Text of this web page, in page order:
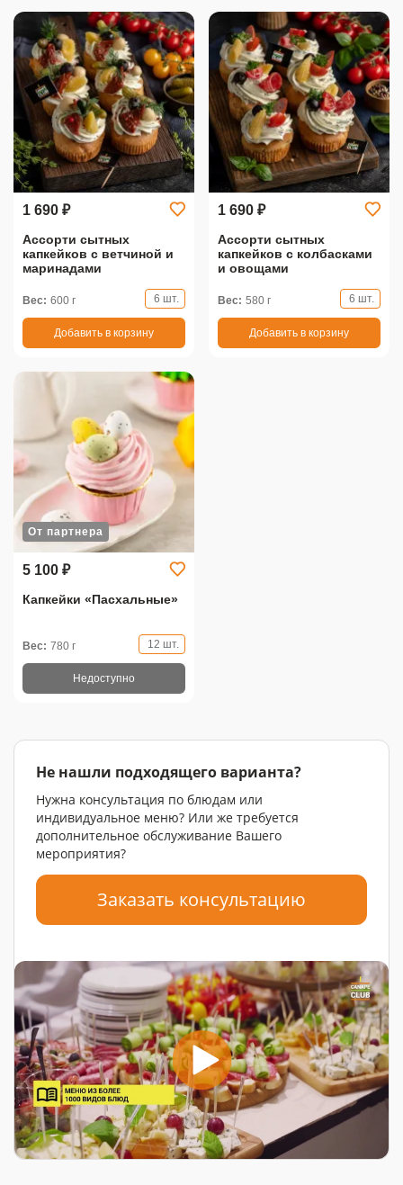
1 690 ₽
Ассорти сытных
капкейков с ветчиной и
маринадами
Вес: 600 г 6 шт.
Добавить в корзину
1 690 ₽
Ассорти сытных
капкейков с колбасками
и овощами
Вес: 580 г 6 шт.
Добавить в корзину
От партнера
5 100 ₽
Капкейки «Пасхальные»
Вес: 780 г 12 шт.
Недоступно
Не нашли подходящего варианта?
Нужна консультация по блюдам или
индивидуальное меню? Или же требуется
дополнительное обслуживание Вашего
мероприятия?
Заказать консультацию